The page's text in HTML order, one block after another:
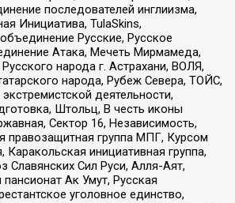
последователей инглиизма,
Инициатива, TulaSkins,
Русские, Русское
Атака, Мечеть Мирмамеда,
народа г. Астрахани, ВОЛЯ,
народа, Рубеж Севера, ТОЙС,
деятельности,
Штольц, В честь иконы
Сектор 16, Независимость,
группа МПГ, Курсом
инициативная группа,
Славянских Сил Руси, Алля-Аят,
пансионат Ак Умут, Русская
уголовное единство,